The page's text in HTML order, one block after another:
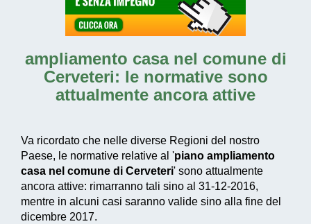
ampliamento casa nel comune di
Cerveteri: le normative sono
attualmente ancora attive
Va ricordato che nelle diverse Regioni del nostro
Paese, le normative relative al 'piano ampliamento
casa nel comune di Cerveteri' sono attualmente
ancora attive: rimarranno tali sino al 31-12-2016,
mentre in alcuni casi saranno valide sino alla fine del
dicembre 2017.